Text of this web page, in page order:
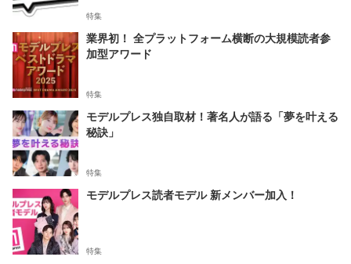
特集
業界初！ 全プラットフォーム横断の大規模読者参
加型アワード
特集
モデルプレス独自取材！著名人が語る「夢を叶える
秘訣」
特集
モデルプレス読者モデル 新メンバー加入！
特集